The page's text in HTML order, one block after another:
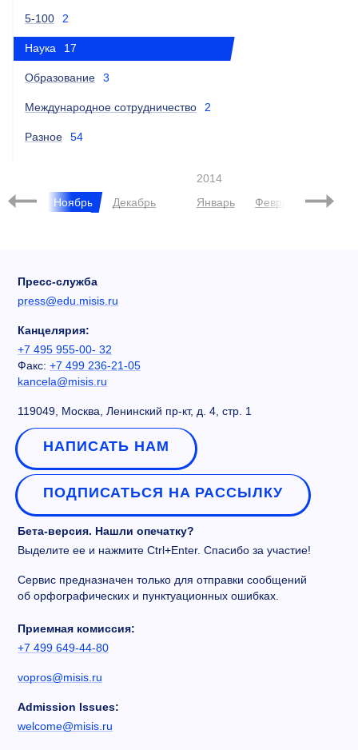
5-100 2
Наука 17
Образование 3
Международное сотрудничество 2
Разное 54
Ноябрь Декабрь
2014
Январь
Февраль Март
Пресс-служба
press@edu.misis.ru
Канцелярия:
+7 495 955-00- 32
Факс: +7 499 236-21-05
kancela@misis.ru
119049, Москва, Ленинский пр-кт, д. 4, стр. 1
НАПИСАТЬ НАМ
ПОДПИСАТЬСЯ НА РАССЫЛКУ
Бета-версия. Нашли опечатку?
Выделите ее и нажмите Ctrl+Enter. Спасибо за участие!
Сервис предназначен только для отправки сообщений
об орфографических и пунктуационных ошибках.
Приемная комиссия:
+7 499 649-44-80
vopros@misis.ru
Admission Issues:
welcome@misis.ru